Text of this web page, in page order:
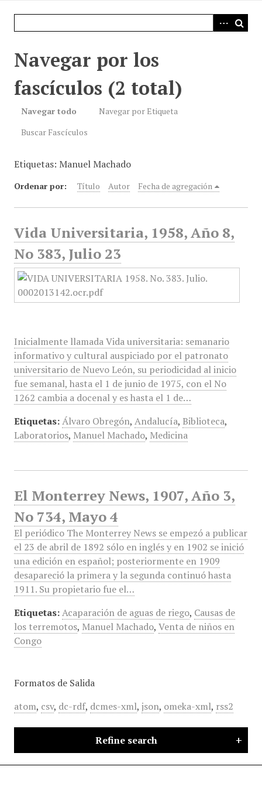
Navegar por los
fascículos (2 total)
Navegar todo
Navegar por Etiqueta
Buscar Fascículos
Etiquetas: Manuel Machado
Ordenar por: Título Autor Fecha de agregación
Vida Universitaria, 1958, Año 8,
No 383, Julio 23
Inicialmente llamada Vida universitaria: semanario
informativo y cultural auspiciado por el patronato
universitario de Nuevo León, su periodicidad al inicio
fue semanal, hasta el 1 de junio de 1975, con el No
1262 cambia a docenal y es hasta el 1 de…
Etiquetas: Álvaro Obregón, Andalucía, Biblioteca,
Laboratorios, Manuel Machado, Medicina
El Monterrey News, 1907, Año 3,
No 734, Mayo 4
El periódico The Monterrey News se empezó a publicar
el 23 de abril de 1892 sólo en inglés y en 1902 se inició
una edición en español; posteriormente en 1909
desapareció la primera y la segunda continuó hasta
1911. Su propietario fue el…
Etiquetas: Acaparación de aguas de riego, Causas de
los terremotos, Manuel Machado, Venta de niños en
Congo
Formatos de Salida
atom, csv, dc-rdf, dcmes-xml, json, omeka-xml, rss2
Refine search